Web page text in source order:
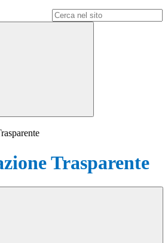
Trasparente